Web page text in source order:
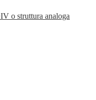
o struttura analoga